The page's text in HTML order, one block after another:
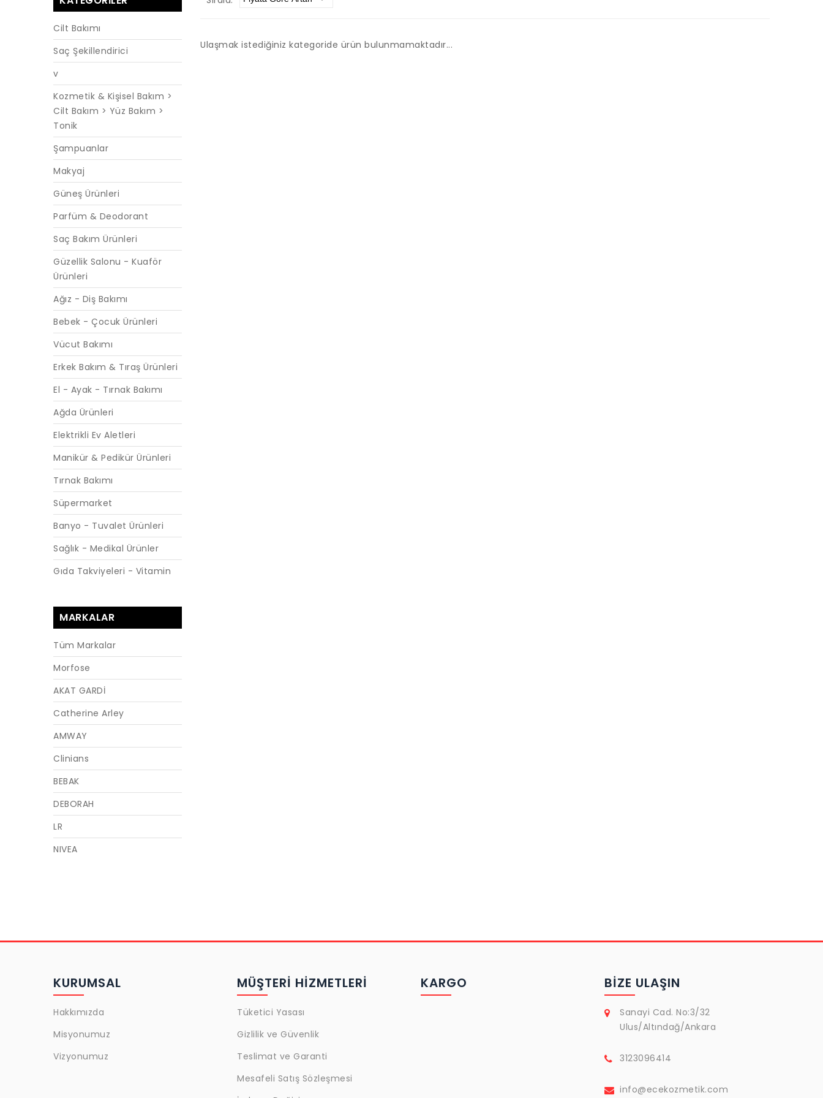
Cilt Bakımı
Saç Şekillendirici
v
Kozmetik & Kişisel Bakım >
Cilt Bakım > Yüz Bakım >
Tonik
Şampuanlar
Makyaj
Güneş Ürünleri
Parfüm & Deodorant
Saç Bakım Ürünleri
Güzellik Salonu - Kuaför
Ürünleri
Ağız - Diş Bakımı
Bebek - Çocuk Ürünleri
Vücut Bakımı
Erkek Bakım & Tıraş Ürünleri
El - Ayak - Tırnak Bakımı
Ağda Ürünleri
Elektrikli Ev Aletleri
Manikür & Pedikür Ürünleri
Tırnak Bakımı
Süpermarket
Banyo - Tuvalet Ürünleri
Sağlık - Medikal Ürünler
Gıda Takviyeleri - Vitamin
MARKALAR
Tüm Markalar
Morfose
AKAT GARDİ
Catherine Arley
AMWAY
Clinians
BEBAK
DEBORAH
LR
NIVEA
GOLDEN ROSE
ACTIVEX
ULRIC DE VARENS
JAJA
Snob
Ulaşmak istediğiniz kategoride ürün bulunmamaktadır...
KURUMSAL
Hakkımızda
Misyonumuz
Vizyonumuz
MÜŞTERİ HİZMETLERİ
Tüketici Yasası
Gizlilik ve Güvenlik
Teslimat ve Garanti
Mesafeli Satış Sözleşmesi
KARGO BIZE ULAŞIN
Sanayi Cad. No:3/32
Ulus/Altındağ/Ankara
3123096414
info@ecekozmetik.com